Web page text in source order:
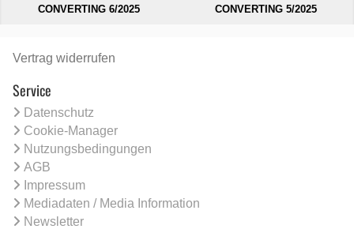
CONVERTING 6/2025
CONVERTING 5/2025
Vertrag widerrufen
Service
Datenschutz
Cookie-Manager
Nutzungsbedingungen
AGB
Impressum
Mediadaten / Media Information
Newsletter